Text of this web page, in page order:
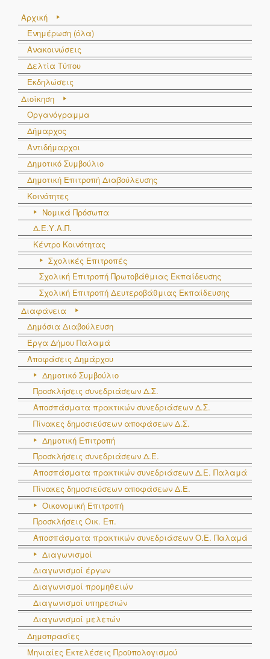
Αρχική
Ενημέρωση (όλα)
Ανακοινώσεις
Δελτία Τύπου
Εκδηλώσεις
Διοίκηση
Οργανόγραμμα
Δήμαρχος
Αντιδήμαρχοι
Δημοτικό Συμβούλιο
Δημοτική Επιτροπή Διαβούλευσης
Κοινότητες
Νομικά Πρόσωπα
Δ.Ε.Υ.Α.Π.
Κέντρο Κοινότητας
Σχολικές Επιτροπές
Σχολική Επιτροπή Πρωτοβάθμιας Εκπαίδευσης
Σχολική Επιτροπή Δευτεροβάθμιας Εκπαίδευσης
Διαφάνεια
Δημόσια Διαβούλευση
Έργα Δήμου Παλαμά
Αποφάσεις Δημάρχου
Δημοτικό Συμβούλιο
Προσκλήσεις συνεδριάσεων Δ.Σ.
Αποσπάσματα πρακτικών συνεδριάσεων Δ.Σ.
Πίνακες δημοσιεύσεων αποφάσεων Δ.Σ.
Δημοτική Επιτροπή
Προσκλήσεις συνεδριάσεων Δ.Ε.
Αποσπάσματα πρακτικών συνεδριάσεων Δ.E. Παλαμά
Πίνακες δημοσιεύσεων αποφάσεων Δ.Ε.
Οικονομική Επιτροπή
Προσκλήσεις Οικ. Επ.
Αποσπάσματα πρακτικών συνεδριάσεων Ο.E. Παλαμά
Διαγωνισμοί
Διαγωνισμοί έργων
Διαγωνισμοί προμηθειών
Διαγωνισμοί υπηρεσιών
Διαγωνισμοί μελετών
Δημοπρασίες
Μηνιαίες Εκτελέσεις Προϋπολογισμού